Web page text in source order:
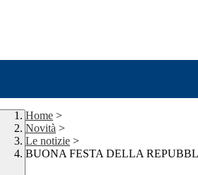
Home >
Novità >
Le notizie >
BUONA FESTA DELLA